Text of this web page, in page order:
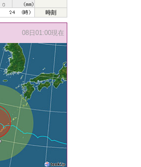
時刻
08日01:00現在